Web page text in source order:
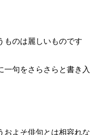
ものは麗しいものです
一句をさらさらと書き入
およそ俳句とは相容れな